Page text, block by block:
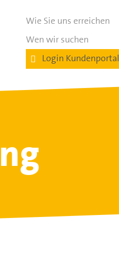
Wie Sie uns erreichen
Wen wir suchen
Login Kundenportal